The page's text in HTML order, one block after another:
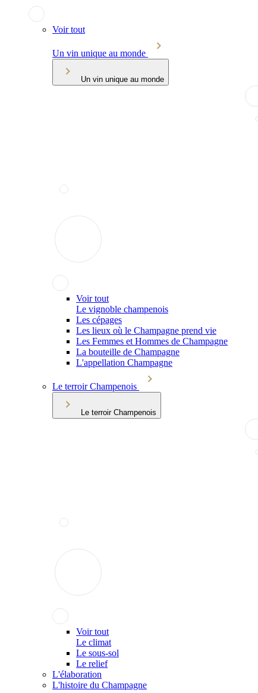
Voir tout
Un vin unique au monde
Un vin unique au monde
Voir tout
Le vignoble champenois
Les cépages
Les lieux où le Champagne prend vie
Les Femmes et Hommes de Champagne
La bouteille de Champagne
L'appellation Champagne
Le terroir Champenois
Le terroir Champenois
Voir tout
Le climat
Le sous-sol
Le relief
L'élaboration
L'histoire du Champagne